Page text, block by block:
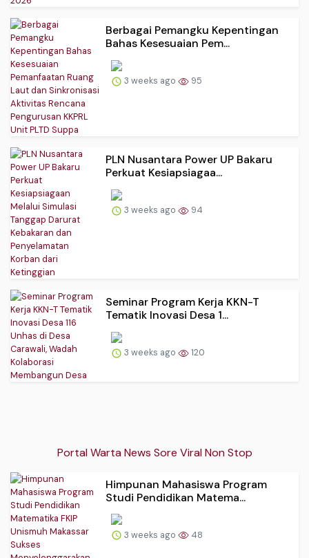
Berbagai Pemangku Kepentingan
Bahas Kesesuaian Pem...
3 weeks ago 95
PLN Nusantara Power UP Bakaru
Perkuat Kesiapsiagaa...
3 weeks ago 94
Seminar Program Kerja KKN-T
Tematik Inovasi Desa 1...
3 weeks ago 120
Portal Warta News Sore Viral Non Stop
Himpunan Mahasiswa Program
Studi Pendidikan Matema...
3 weeks ago 48